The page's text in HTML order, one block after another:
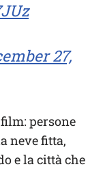
27,
persone
neve fitta,
e la città che